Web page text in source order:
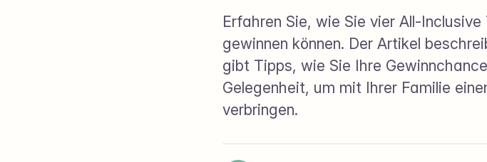
Erfahren Sie, wie Sie vier All-
gewinnen können. Der Artikel
gibt Tipps, wie Sie Ihre
Gelegenheit, um mit Ihrer Familie
verbringen.